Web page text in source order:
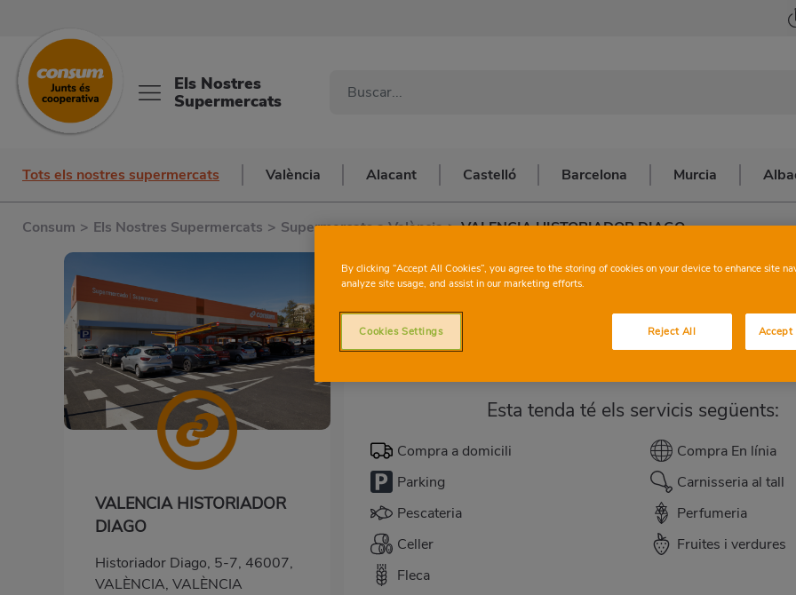
Els Nostres
Supermercats
Tots els nostres supermercats València Alacant Castelló Barcelona Murcia
Consum > Els Nostres Supermercats > Supermercats a València > VALENCIA HISTORIADOR DIAGO
VALENCIA HISTORIADOR
DIAGO
Historiador Diago, 5-7, 46007,
VALÈNCIA, VALÈNCIA
CONSUM
Esta tenda té els servicis següents:
Compra a domicili
Compra En línia
Parking
Carnisseria al tall
Pescateria
Perfumeria
Celler
Fruites i verdures
Fleca
By clicking “Accept All Cookies”, you agree to the storing of cookies on your device to enhance site
analyze site usage, and assist in our marketing efforts.
Reject All Accept
Cookies Settings